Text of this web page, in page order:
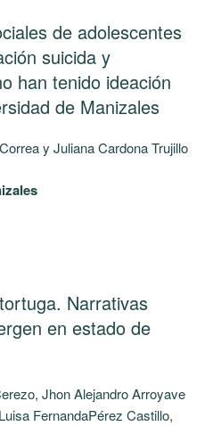
de adolescentes
suicida y
han tenido ideación
de Manizales
y Juliana Cardona Trujillo
Narrativas
en estado de
Jhon Alejandro Arroyave
FernandaPérez Castillo,